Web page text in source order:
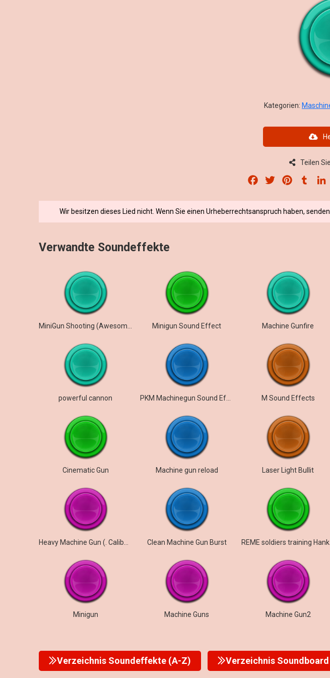
Kategorien:
Teilen
Facebook
Twitter Pinterest
Wir besitzen dieses Lied nicht. Wenn Sie einen Urheberrechtsanspruch haben,
Verwandte Soundeffekte
Minigun Sound Effect Machine Gunfire
powerful cannon PKM Machinegun Sound Effect M Sound Effects
Cinematic Gun Machine gun reload Laser Light Bullit
Clean Machine Gun Burst REME soldiers training Hankley Common
Minigun Machine Guns Machine Gun2
Verzeichnis Soundeffekte (A-Z) Verzeichnis